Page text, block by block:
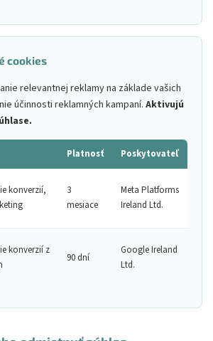
cookies
relevantnej reklamy na základe vašich
účinnosti reklamných kampaní. Aktivujú
Platnosť Poskytovateľ
konverzií,
3
mesiace
Meta Platforms
Ireland Ltd.
konverzií z
90 dní
Google Ireland
Ltd.